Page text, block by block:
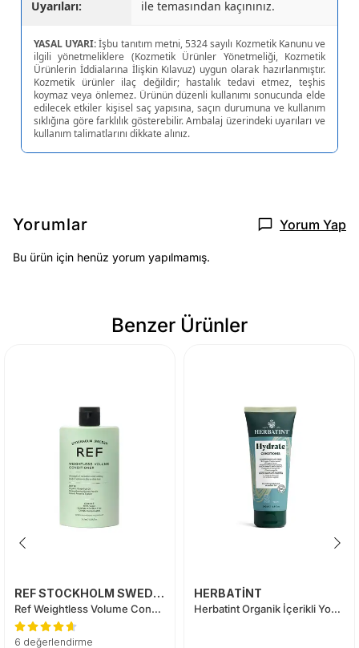
Uyarıları: ile temasından kaçınınız.
YASAL UYARI:İşbu tanıtım metni, 5324 sayılı Kozmetik Kanunu ve
ilgili yönetmeliklere (Kozmetik Ürünler Yönetmeliği, Kozmetik
Ürünlerin İddialarına İlişkin Kılavuz) uygun olarak hazırlanmıştır.
Kozmetik ürünler ilaç değildir; hastalık tedavi etmez, teşhis
koymaz veya önlemez. Ürünün düzenli kullanımı sonucunda elde
edilecek etkiler kişisel saç yapısına, saçın durumuna ve kullanım
sıklığına göre farklılık gösterebilir. Ambalaj üzerindeki uyarıları ve
kullanım talimatlarını dikkate alınız.
Yorumlar Yorum Yap
Bu ürün için henüz yorum yapılmamış.
Benzer Ürünler
REF STOCKHOLM SWEDEN
Ref Weightless Volume Conditioner 245 ml
6 değerlendirme
HERBATİNT
Herbatint Organik İçerikli Yoğun Nemlendirici Bakım Kremi 200 ml